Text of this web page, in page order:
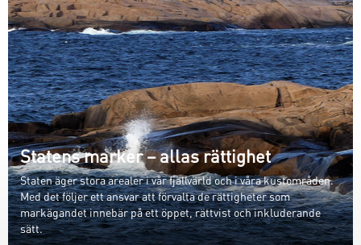
Statens marker – allas rättighet
Staten äger stora arealer i vår fjällvärld och i våra kustområden.
Med det följer ett ansvar att förvalta de rättigheter som
markägandet innebär på ett öppet, rättvist och inkluderande
sätt.